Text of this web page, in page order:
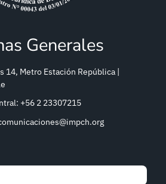
Generales
14, Metro Estación República |
+56 2 23307215